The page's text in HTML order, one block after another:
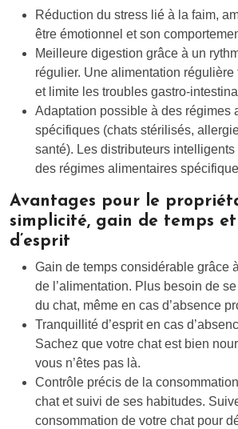
Réduction du stress lié à la faim,
être émotionnel et son
Meilleure digestion grâce à un
régulier. Une alimentation
et limite les troubles gastro-
Adaptation possible à des régimes
spécifiques (chats stérilisés,
santé). Les distributeurs
des régimes alimentaires
Avantages pour le
simplicité, gain de temps
d’esprit
Gain de temps considérable grâce
de l’alimentation. Plus besoin de
du chat, même en cas d’absence
Tranquillité d’esprit en cas
Sachez que votre chat est bien
vous n’êtes pas là.
Contrôle précis de la
chat et suivi de ses habitudes.
consommation de votre chat pour